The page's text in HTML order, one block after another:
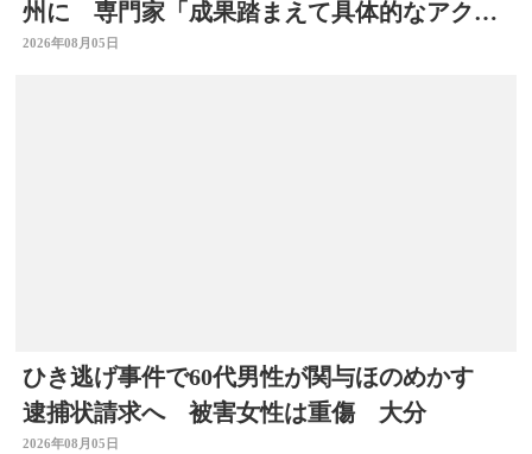
州に 専門家「成果踏まえて具体的なアクシ
ョン必要」
2026年08月05日
ひき逃げ事件で60代男性が関与ほのめかす
逮捕状請求へ 被害女性は重傷 大分
2026年08月05日